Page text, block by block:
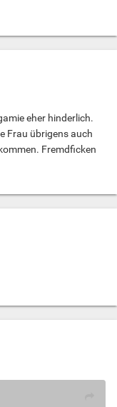
eher hinderlich.
Frau übrigens auch
Fremdficken